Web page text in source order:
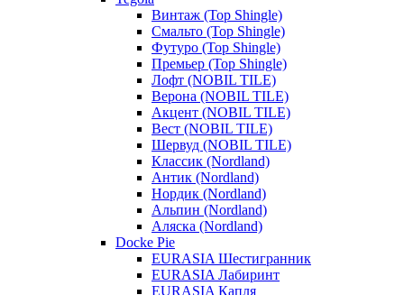
Винтаж (Top Shingle)
Смальто (Top Shingle)
Футуро (Top Shingle)
Премьер (Top Shingle)
Лофт (NOBIL TILE)
Верона (NOBIL TILE)
Акцент (NOBIL TILE)
Вест (NOBIL TILE)
Шервуд (NOBIL TILE)
Классик (Nordland)
Антик (Nordland)
Нордик (Nordland)
Альпин (Nordland)
Аляска (Nordland)
Docke Pie
EURASIA Шестигранник
EURASIA Лабиринт
EURASIA Капля